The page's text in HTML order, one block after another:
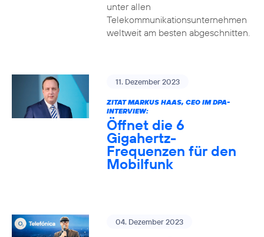
unter allen
Telekommunikationsunternehmen
weltweit am besten abgeschnitten.
11. Dezember 2023
ZITAT MARKUS HAAS, CEO IM DPA-
INTERVIEW:
Öffnet die 6
Gigahertz-
Frequenzen für den
Mobilfunk
04. Dezember 2023